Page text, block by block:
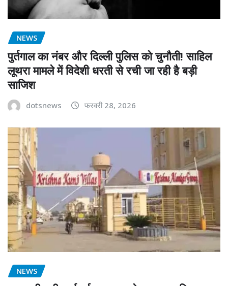
NEWS
पुर्तगाल का नंबर और दिल्ली पुलिस को चुनौती! साहिल
लूथरा मामले में विदेशी धरती से रची जा रही है बड़ी
साजिश
dotsnews फरवरी 28, 2026
NEWS